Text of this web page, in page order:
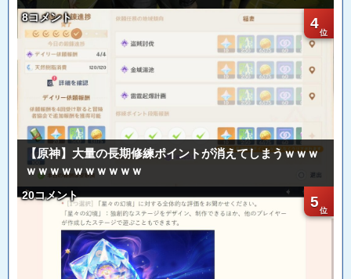
4
8コメント
【原神】大量の長期修練ポイントが消えてしまうｗｗｗ
ｗｗｗｗｗｗｗｗｗｗ
5
20コメント